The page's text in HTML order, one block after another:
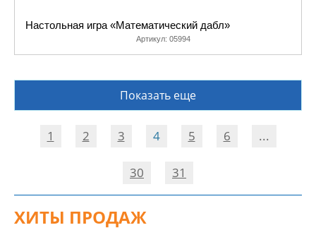
Настольная игра «Математический дабл»
Артикул: 05994
Показать еще
1 2 3 4 5 6 ...
30 31
ХИТЫ ПРОДАЖ